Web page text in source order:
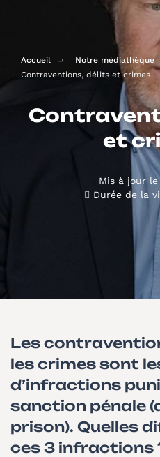
Accueil Notre médiathèque
Contraventions, délits et crimes
et
Mis à jour le
Durée de la
Les
les crimes sont
d’infractions
sanction pénale
prison). Quelles
ces 3 infractions